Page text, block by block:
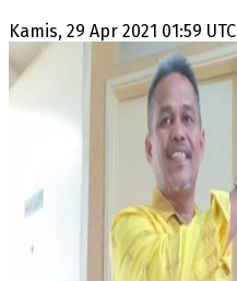
Kamis, 29 Apr 2021 01:59 UTC